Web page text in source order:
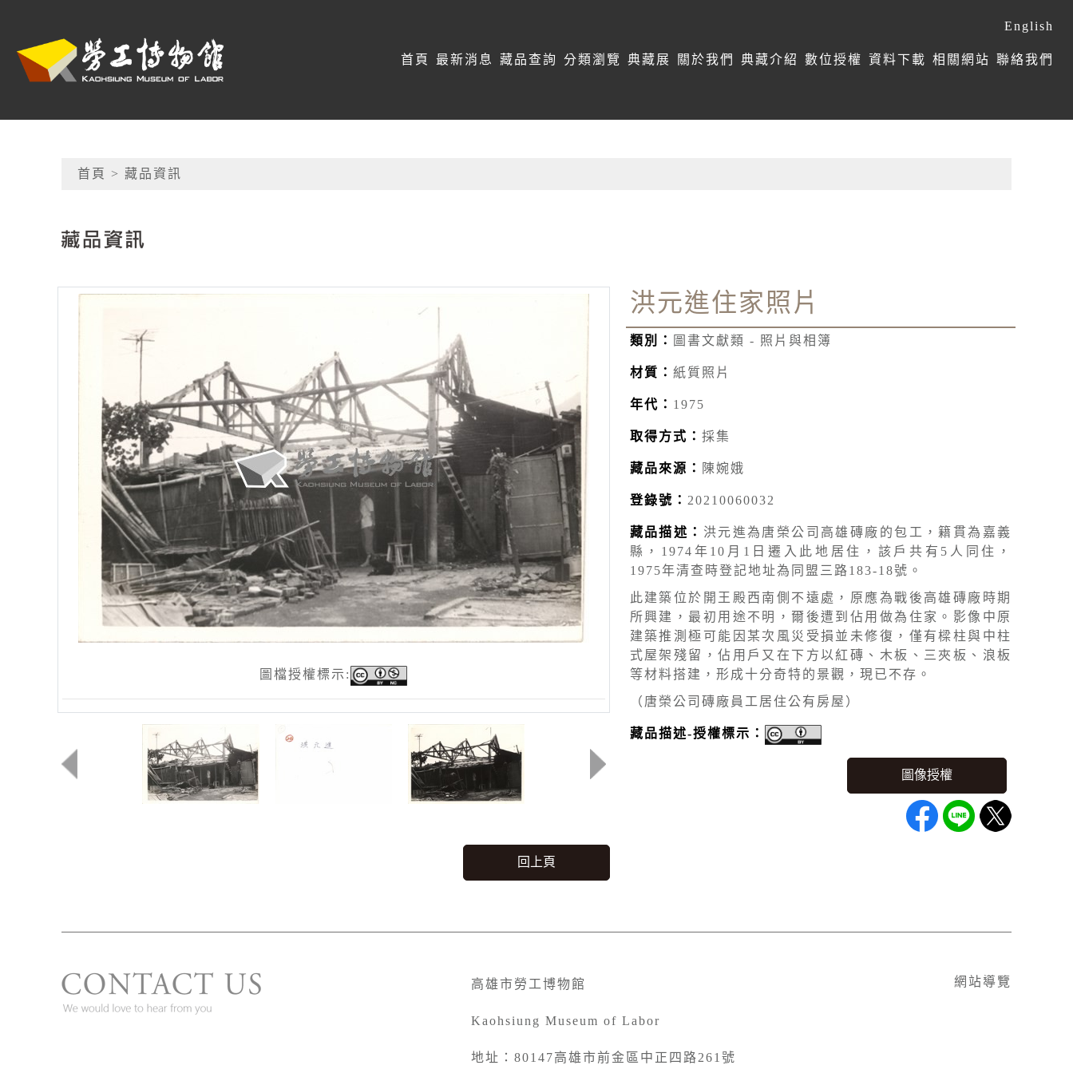
高雄市勞工博物館
網頁導覽
首頁 最新消息 藏品查詢 分類瀏覽 典藏展 關於我們 典藏介紹 數位授權 資料下載 相關網站 聯絡我們
English
首頁 > 藏品資訊
圖檔授權標示:
洪元進住家照片
類別： 圖書文獻類 - 照片與相簿
材質： 紙質照片
年代： 1975
取得方式： 採集
藏品來源： 陳婉娥
登錄號： 20210060032
藏品描述： 洪元進為唐榮公司高雄磚廠的包工，籍貫為嘉義
縣，1974年10月1日遷入此地居住，該戶共有5人同住，
1975年清查時登記地址為同盟三路183-18號。
此建築位於開王殿西南側不遠處，原應為戰後高雄磚廠時期
所興建，最初用途不明，爾後遭到佔用做為住家。影像中原
建築推測極可能因某次風災受損並未修復，僅有樑柱與中柱
式屋架殘留，佔用戶又在下方以紅磚、木板、三夾板、浪板
等材料搭建，形成十分奇特的景觀，現已不存。
（唐榮公司磚廠員工居住公有房屋）
藏品描述-授權標示：
回上頁
高雄市勞工博物館
Kaohsiung Museum of Labor
地址：80147高雄市前金區中正四路261號
網站導覽